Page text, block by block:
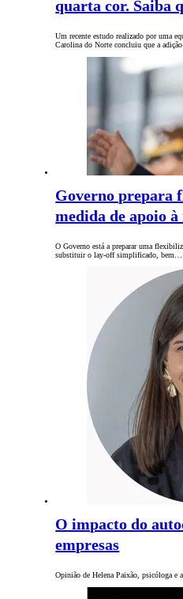
quarta cor. Saiba
Um recente estudo realizado por uma
Carolina do Norte concluiu que a
Governo prepara
medida de apoio
O Governo está a preparar uma
substituir o lay-off simplificado, bem…
O impacto do
empresas
Opinião de Helena Paixão, psicóloga e